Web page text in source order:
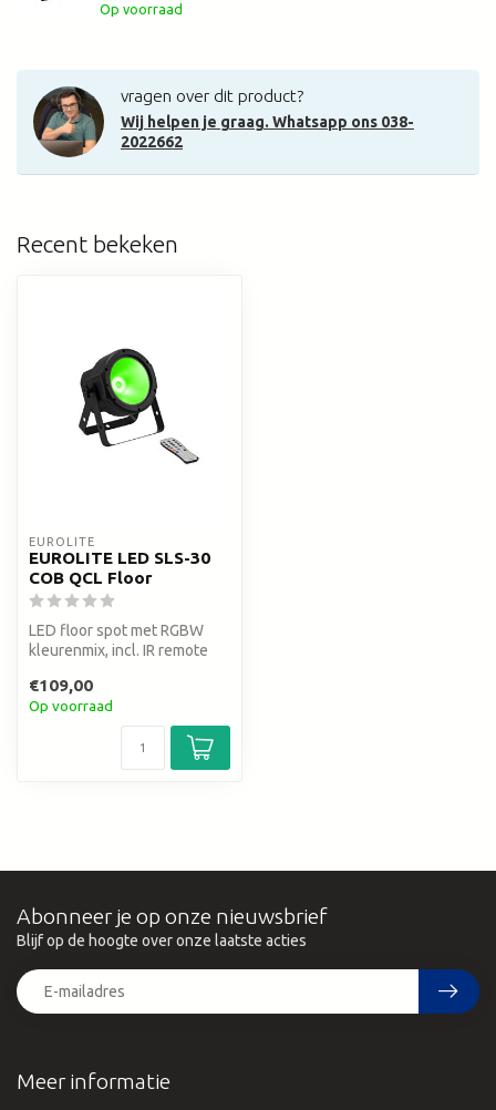
Op voorraad
vragen over dit product?
Wij helpen je graag. Whatsapp ons 038-
2022662
Recent bekeken
EUROLITE
EUROLITE LED SLS-30
COB QCL Floor
LED floor spot met RGBW
kleurenmix, incl. IR remote
€109,00
Op voorraad
Meer informatie
Abonneer je op onze nieuwsbrief
Blijf op de hoogte over onze laatste acties